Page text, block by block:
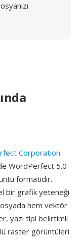
Corporation
WordPerfect 5.0
formatıdır.
bir grafik yeteneği
hem vektör
yazı tipi belirtimli
raster görüntüleri